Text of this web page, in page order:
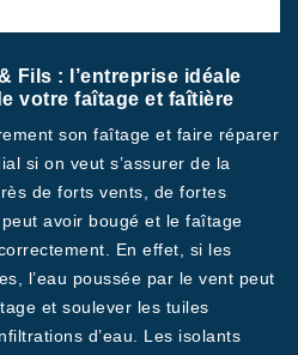
Fils : l’entreprise idéale
votre faîtage et faîtière
son faîtage et faire réparer
si on veut s’assurer de la
de forts vents, de fortes
avoir bougé et le faîtage
En effet, si les
l’eau poussée par le vent peut
et soulever les tuiles
d’eau. Les isolants